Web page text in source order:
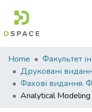
Communities
&
Collections
All of DSpace
Home